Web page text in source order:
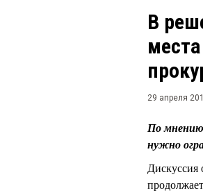
В
29 апреля
По мнению
нужно
Дискуссия